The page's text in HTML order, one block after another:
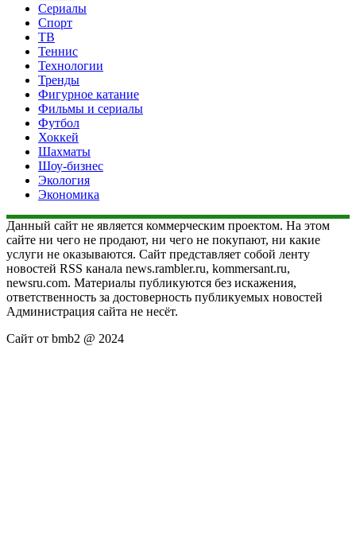
Сериалы
Спорт
ТВ
Теннис
Технологии
Тренды
Фигурное катание
Фильмы и сериалы
Футбол
Хоккей
Шахматы
Шоу-бизнес
Экология
Экономика
Данный сайт не является коммерческим проектом. На этом
сайте ни чего не продают, ни чего не покупают, ни какие
услуги не оказываются. Сайт представляет собой ленту
новостей RSS канала news.rambler.ru, kommersant.ru,
newsru.com. Материалы публикуются без искажения,
ответственность за достоверность публикуемых новостей
Администрация сайта не несёт.
Сайт от bmb2 @ 2024